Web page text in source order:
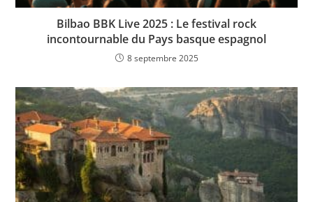
Bilbao BBK Live 2025 : Le festival rock
incontournable du Pays basque espagnol
8 septembre 2025